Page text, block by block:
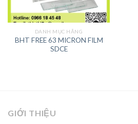
DANH MỤC HÃNG
BHT FREE 63 MICRON FILM
SDCE
GIỚI THIỆU